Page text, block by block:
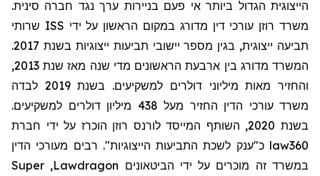
הייצוגית הגדול ביותר אי פעם בניירות ערך נגד חברה סינית.
משרד רוזן עורכי דין מדורג במקום הראשון על ידי ISS שרותי
תביעה ייצוגית, בגין מספר יישובי תביעות ייצוגיות בשנת 2017.
המשרד מדורג בין ארבעת הראשונים מדי שנה מאז שנת 2013,
והחזיר מאות מיליוני דולרים למשקיעים. בשנת 2019 לבדה
משרד עורכי הדין החזיר מעל 438 מיליון דולרים למשקיעים.
בשנת 2020, השותף המייסד לורנס רוזן הוכרז על ידי חברת
law360 כ"ענק לשכת התביעות הייצוגיות". רבים מעורכי הדין
במשרד זה מוכרים על ידי הביטאונים Lawdragon
,
Super